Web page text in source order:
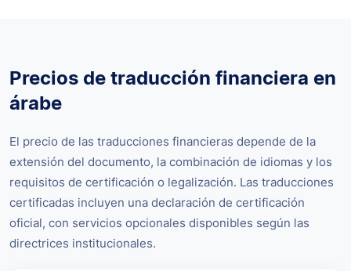
Precios de traducción financiera en
árabe
El precio de las traducciones financieras depende de la
extensión del documento, la combinación de idiomas y los
requisitos de certificación o legalización. Las traducciones
certificadas incluyen una declaración de certificación
oficial, con servicios opcionales disponibles según las
directrices institucionales.